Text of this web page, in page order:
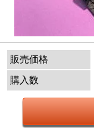
販売価格
購入数